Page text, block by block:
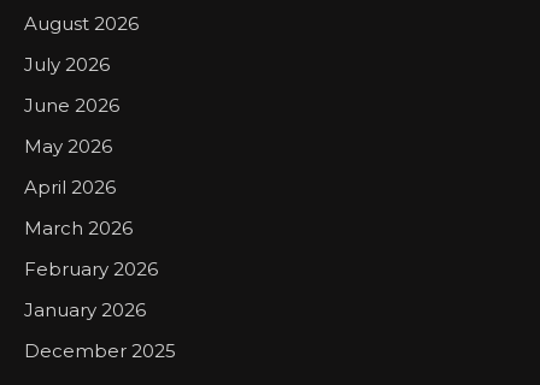
August 2026
July 2026
June 2026
May 2026
April 2026
March 2026
February 2026
January 2026
December 2025